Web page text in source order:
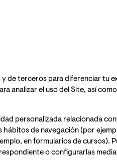
de terceros para diferenciar tu
analizar el uso del Site, así
personalizada relacionada
de navegación (por
en formularios de cursos).
o configurarlas